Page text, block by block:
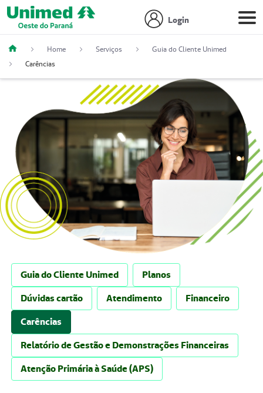
Login
Home Serviços
Guia do Cliente Unimed
Carências
Guia do Cliente Unimed
Planos
Dúvidas cartão
Atendimento
Financeiro
Carências
Relatório de Gestão e Demonstrações Financeiras
Atenção Primária à Saúde (APS)